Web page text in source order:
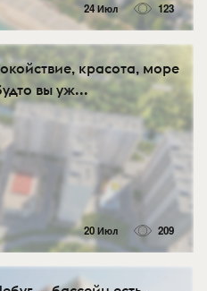
24 Июл 123
красота, море
вы уж...
20 Июл 209